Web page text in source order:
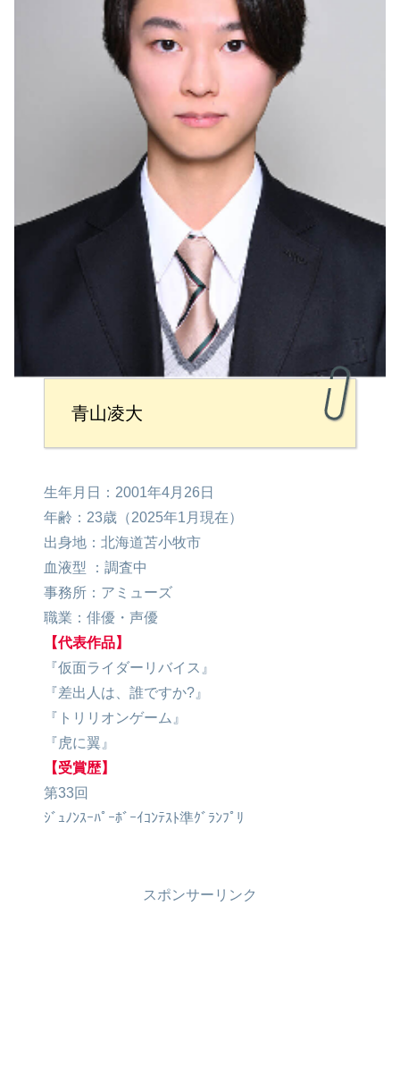
青山凌大
生年月日：2001年4月26日
年齢：23歳（2025年1月現在）
出身地：北海道苫小牧市
血液型 ：調査中
事務所：アミューズ
職業：俳優・声優
【代表作品】
『仮面ライダーリバイス』
『差出人は、誰ですか?』
『トリリオンゲーム』
『虎に翼』
【受賞歴】
第33回
ｼﾞｭﾉﾝｽｰﾊﾟｰﾎﾞｰｲｺﾝﾃｽﾄ準ｸﾞﾗﾝﾌﾟﾘ
スポンサーリンク